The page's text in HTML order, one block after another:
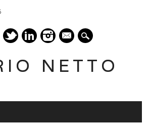
mail
NETTO